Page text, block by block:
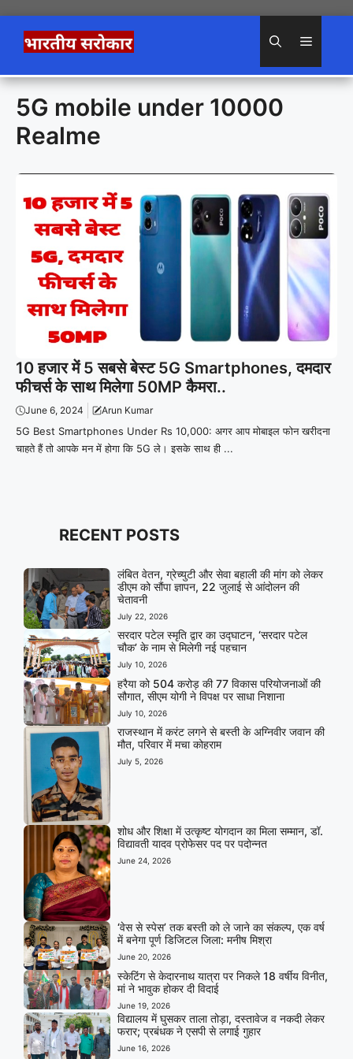
content
Menu
5G mobile under 10000
Realme
10 हजार में 5 सबसे बेस्ट 5G Smartphones, दमदार
फीचर्स के साथ मिलेगा 50MP कैमरा..
June 6, 2024 Arun Kumar
5G Best Smartphones Under Rs 10,000: अगर आप मोबाइल फोन खरीदना
चाहते हैं तो आपके मन में होगा कि 5G ले। इसके साथ ही ...
RECENT POSTS
लंबित वेतन, ग्रेच्युटी और सेवा बहाली की मांग को लेकर
डीएम को सौंपा ज्ञापन, 22 जुलाई से आंदोलन की
चेतावनी
July 22, 2026
सरदार पटेल स्मृति द्वार का उद्घाटन, ‘सरदार पटेल
चौक’ के नाम से मिलेगी नई पहचान
July 10, 2026
हरैया को 504 करोड़ की 77 विकास परियोजनाओं की
सौगात, सीएम योगी ने विपक्ष पर साधा निशाना
July 10, 2026
राजस्थान में करंट लगने से बस्ती के अग्निवीर जवान की
मौत, परिवार में मचा कोहराम
July 5, 2026
शोध और शिक्षा में उत्कृष्ट योगदान का मिला सम्मान, डॉ.
विद्यावती यादव प्रोफेसर पद पर पदोन्नत
June 24, 2026
‘वेस से स्पेस’ तक बस्ती को ले जाने का संकल्प, एक वर्ष
में बनेगा पूर्ण डिजिटल जिला: मनीष मिश्रा
June 20, 2026
स्केटिंग से केदारनाथ यात्रा पर निकले 18 वर्षीय विनीत,
मां ने भावुक होकर दी विदाई
June 19, 2026
विद्यालय में घुसकर ताला तोड़ा, दस्तावेज व नकदी लेकर
फरार; प्रबंधक ने एसपी से लगाई गुहार
June 16, 2026